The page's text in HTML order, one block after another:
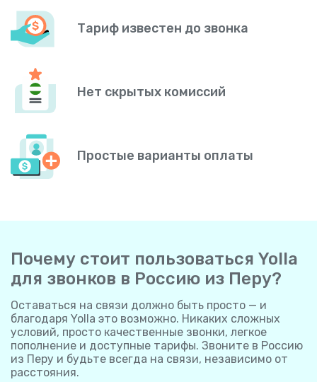
Тариф известен до звонка
Нет скрытых комиссий
Простые варианты оплаты
Почему стоит пользоваться Yolla
для звонков в Россию из Перу?
Оставаться на связи должно быть просто — и
благодаря Yolla это возможно. Никаких сложных
условий, просто качественные звонки, легкое
пополнение и доступные тарифы. Звоните в Россию
из Перу и будьте всегда на связи, независимо от
расстояния.